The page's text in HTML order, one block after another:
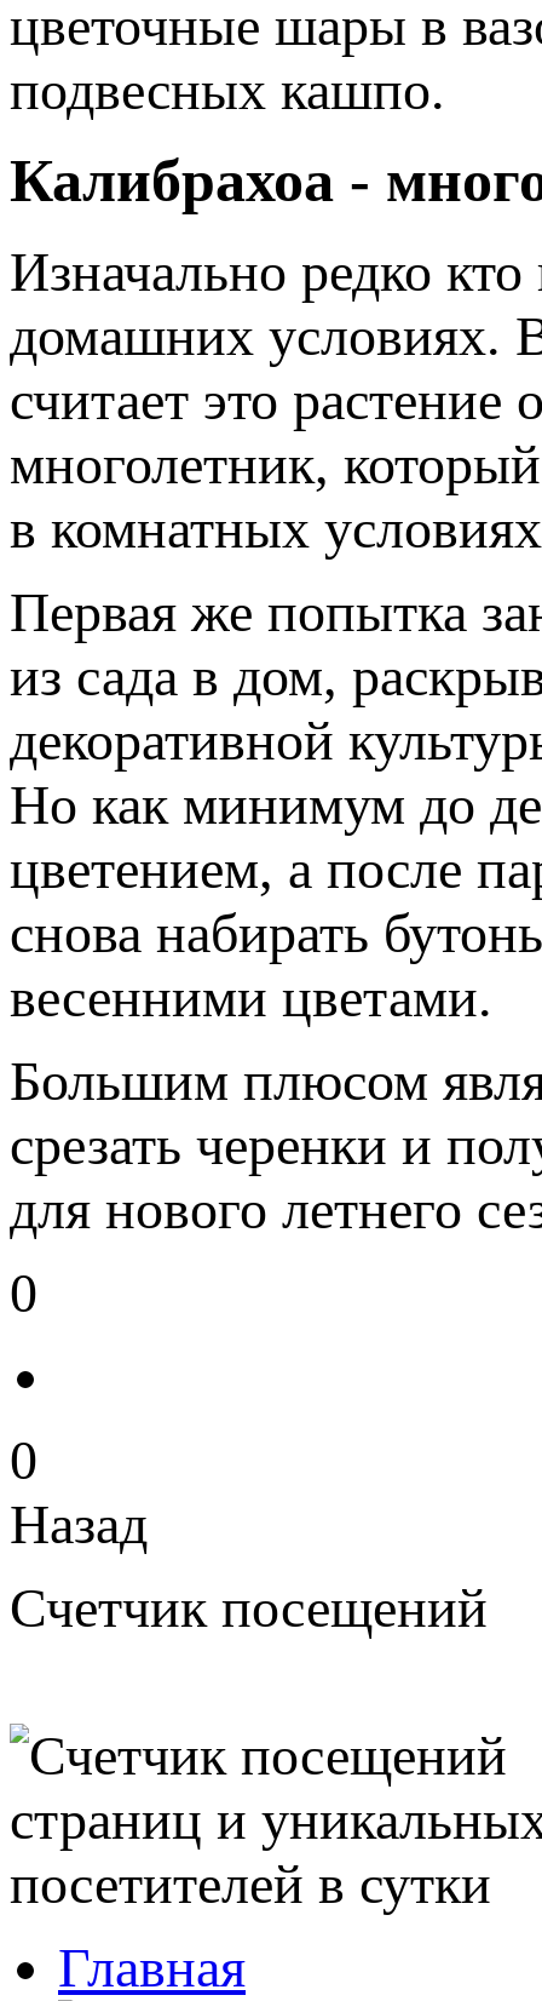
цветочные шары в
подвесных кашпо.
Калибрахоа -
Изначально редко
домашних условиях.
считает это
многолетник,
в комнатных
Первая же попытка
из сада в дом,
декоративной
Но как минимум до
цветением, а после
снова набирать
весенними цветами.
Большим плюсом
срезать черенки и
для нового летнего
0
0
Назад
Счетчик посещений
Главная